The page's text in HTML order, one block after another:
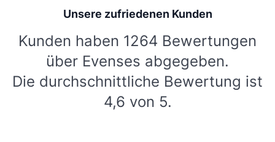
Unsere zufriedenen Kunden
Kunden haben 1264 Bewertungen
über Evenses abgegeben.
Die durchschnittliche Bewertung ist
4,6 von 5.